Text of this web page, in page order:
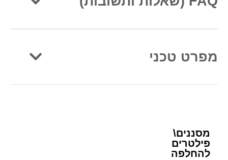
מפרט טכני
מסננים\
פילטרים
להחלפה